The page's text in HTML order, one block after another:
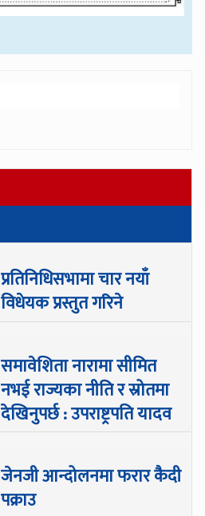
प्रतिनिधिसभामा चार नयाँ
विधेयक प्रस्तुत गरिने
समावेशिता नारामा सीमित
नभई राज्यका नीति र स्रोतमा
देखिनुपर्छ : उपराष्ट्रपति यादव
जेनजी आन्दोलनमा फरार कैदी
पक्राउ